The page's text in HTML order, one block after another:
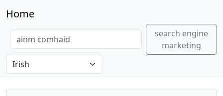
Home
search engine
marketing